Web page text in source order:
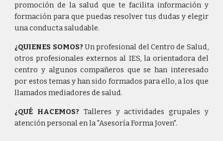
promoción de la salud que te facilita información y
formación para que puedas resolver tus dudas y elegir
una conducta saludable.
¿QUIENES SOMOS?Un profesional del Centro de Salud,
otros profesionales externos al IES, la orientadora del
centro y algunos compañeros que se han interesado
por estos temas y han sido formados para ello, a los que
llamados mediadores de salud.
¿QUÉ HACEMOS? Talleres y actividades grupales y
atención personal en la "Asesoría Forma Joven".